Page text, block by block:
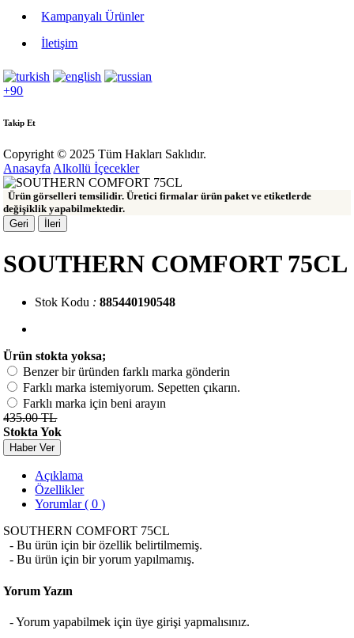
Kampanyalı Ürünler
İletişim
+90
Takip Et
Copyright © 2025 Tüm Hakları Saklıdır.
Anasayfa Alkollü İçecekler
Ürün görselleri temsilidir. Üretici firmalar ürün paket ve etiketlerde
değişiklik yapabilmektedir.
Geri
İleri
SOUTHERN COMFORT 75CL
Stok Kodu : 885440190548
Ürün stokta yoksa;
Benzer bir üründen farklı marka gönderin
Farklı marka istemiyorum. Sepetten çıkarın.
Farklı marka için beni arayın
435.00 TL
Stokta Yok
Haber Ver
Açıklama
Özellikler
Yorumlar ( 0 )
SOUTHERN COMFORT 75CL
- Bu ürün için bir özellik belirtilmemiş.
- Bu ürün için bir yorum yapılmamış.
Yorum Yazın
- Yorum yapabilmek için üye girişi yapmalısınız.